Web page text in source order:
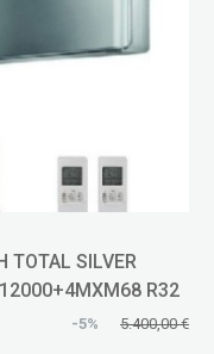
TOTAL SILVER
R32
-5% 5.400,00 €